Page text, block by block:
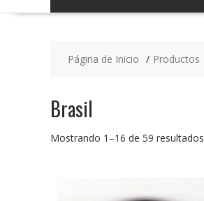
Página de Inicio Productos
Brasil
Mostrando 1–16 de 59 resultados